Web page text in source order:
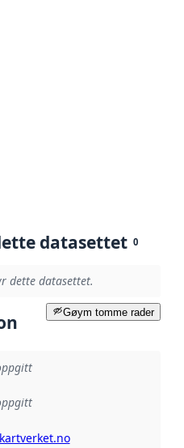
datasettet 0
dette datasettet.
Gøym tomme rader